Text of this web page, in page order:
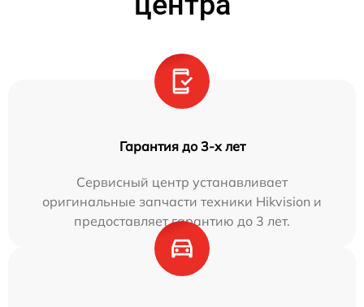
Гарантия до 3-х лет
Сервисный центр устанавливает
оригинальные запчасти техники Hikvision и
предоставляет гарантию до 3 лет.